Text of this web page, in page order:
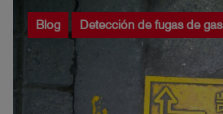
Soporte
Empresa
Contacto
Blog Detección de fugas de gas